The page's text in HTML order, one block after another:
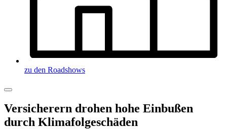
zu den Roadshows
Versicherern drohen hohe Einbußen
durch Klimafolgeschäden